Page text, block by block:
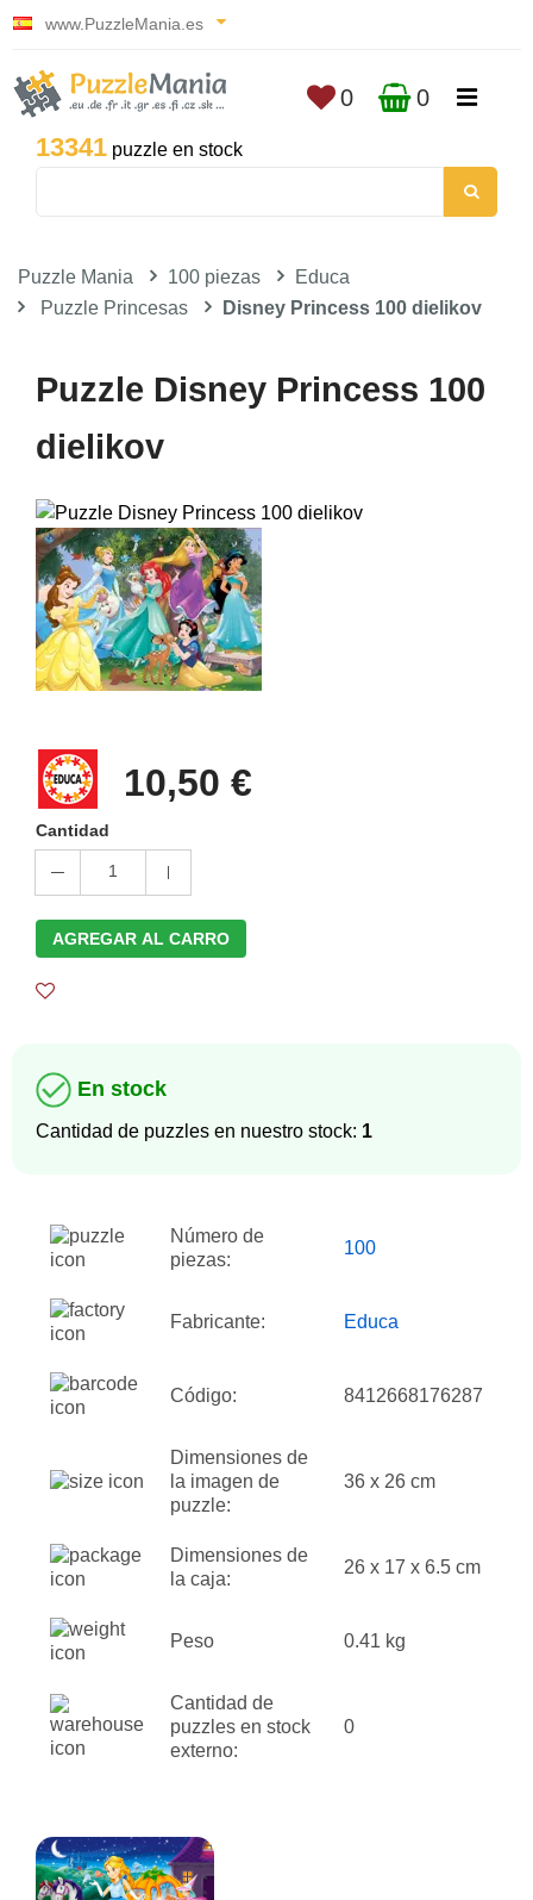
www.PuzzleMania.es
13341 puzzle en stock
0 0
Puzzle Mania 100 piezas
Educa
Puzzle Princesas
Disney Princess 100 dielikov
Puzzle Disney Princess 100
dielikov
10,50 €
Cantidad
1
AGREGAR AL CARRO
En stock
Cantidad de puzzles en nuestro stock: 1
Número de
piezas:
100
Fabricante: Educa
Código: 8412668176287
Dimensiones de
la imagen de
puzzle:
36 x 26 cm
Dimensiones de
la caja:
26 x 17 x 6.5 cm
Peso 0.41 kg
Cantidad de
puzzles en stock
externo:
0